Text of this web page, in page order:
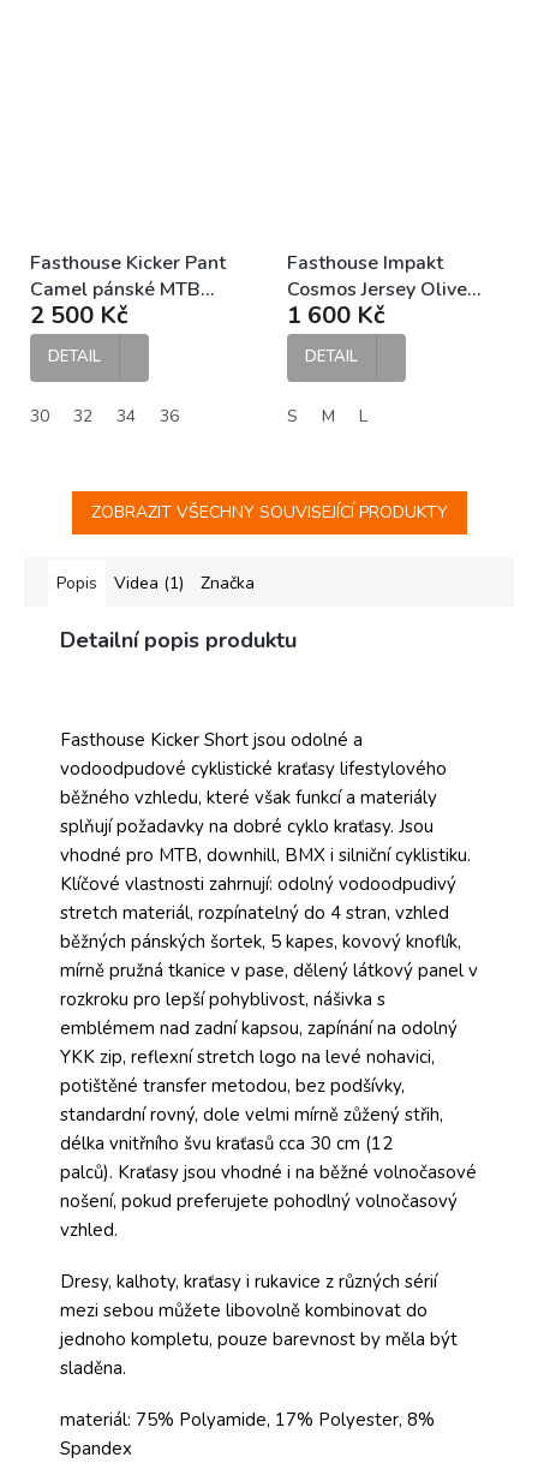
Fasthouse Kicker Pant
Camel pánské MTB
kalhoty
2 500 Kč
DETAIL
30 32 34 36
Fasthouse Impakt
Cosmos Jersey Olive
MTB dres
1 600 Kč
DETAIL
S M L
ZOBRAZIT VŠECHNY SOUVISEJÍCÍ PRODUKTY
Popis Videa (1) Značka
Detailní popis produktu
Fasthouse Kicker Short jsou odolné a
vodoodpudové cyklistické kraťasy lifestylového
běžného vzhledu, které však funkcí a materiály
splňují požadavky na dobré cyklo kraťasy. Jsou
vhodné pro MTB, downhill, BMX i silniční cyklistiku.
Klíčové vlastnosti zahrnují: odolný vodoodpudivý
stretch materiál, rozpínatelný do 4 stran, vzhled
běžných pánských šortek, 5 kapes, kovový knoflík,
mírně pružná tkanice v pase, dělený látkový panel v
rozkroku pro lepší pohyblivost, nášivka s
emblémem nad zadní kapsou, zapínání na odolný
YKK zip, reflexní stretch logo na levé nohavici,
potištěné transfer metodou, bez podšívky,
standardní rovný, dole velmi mírně zůžený střih,
délka vnitřního švu kraťasů cca 30 cm (12
palců). Kraťasy jsou vhodné i na běžné volnočasové
nošení, pokud preferujete pohodlný volnočasový
vzhled.
Dresy, kalhoty, kraťasy i rukavice z různých sérií
mezi sebou můžete libovolně kombinovat do
jednoho kompletu, pouze barevnost by měla být
sladěna.
materiál: 75% Polyamide, 17% Polyester, 8%
Spandex